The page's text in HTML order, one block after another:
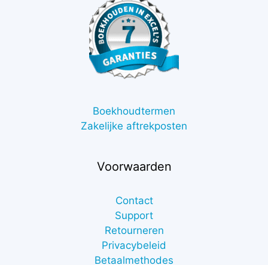
Boekhoudtermen
Zakelijke aftrekposten
Voorwaarden
Contact
Support
Retourneren
Privacybeleid
Betaalmethodes